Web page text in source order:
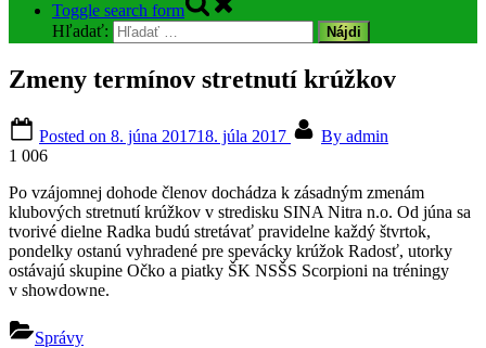
Toggle search form
Hľadať:
Zmeny termínov stretnutí krúžkov
Posted on 8. júna 201718. júla 2017 By admin
1 006
Po vzájomnej dohode členov dochádza k zásadným zmenám
klubových stretnutí krúžkov v stredisku SINA Nitra n.o. Od júna sa
tvorivé dielne Radka budú stretávať pravidelne každý štvrtok,
pondelky ostanú vyhradené pre spevácky krúžok Radosť, utorky
ostávajú skupine Očko a piatky ŠK NSŠS Scorpioni na tréningy
v showdowne.
Správy